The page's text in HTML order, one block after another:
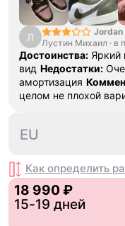
Л
Jordan
"Bright
Лустин Михаил · в
Достоинства: Яркий
вид Недостатки:
амортизация
целом не плохой
множество других
баскетбольных
EU
Как определить
18 990 ₽
15-19 дней